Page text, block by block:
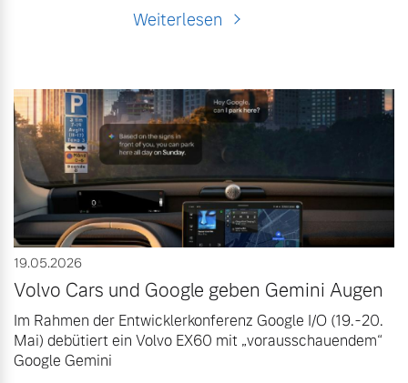
Weiterlesen
19.05.2026
Volvo Cars und Google geben Gemini Augen
Im Rahmen der Entwicklerkonferenz Google I/O (19.-20.
Mai) debütiert ein Volvo EX60 mit „vorausschauendem“
Google Gemini